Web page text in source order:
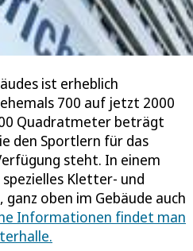
ist erheblich
700 auf jetzt 2000
Quadratmeter beträgt
den Sportlern für das
steht. In einem
Kletter- und
oben im Gebäude auch
Informationen findet man